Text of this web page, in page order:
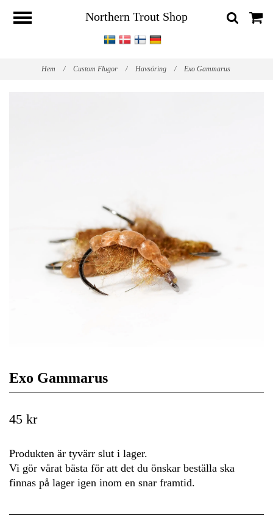
Northern Trout Shop
Hem / Custom Flugor / Havsöring / Exo Gammarus
Exo Gammarus
45 kr
Produkten är tyvärr slut i lager.
Vi gör vårat bästa för att det du önskar beställa ska
finnas på lager igen inom en snar framtid.